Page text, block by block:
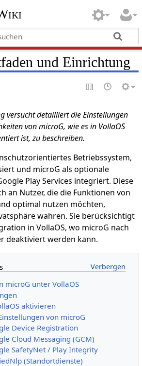
und Einrichtung
versucht detailliert die Einstellungen
von microG, wie es in VollaOS
ist, zu beschreiben.
Betriebssystem,
und microG als optionale
Play Services integriert. Diese
an Nutzer, die die Funktionen von
optimal nutzen möchten,
wahren. Sie berücksichtigt
in VollaOS, wo microG nach
deaktiviert werden kann.
microG unter VollaOS
aktivieren
von microG
Device Registration
Cloud Messaging (GCM)
SafetyNet / Play Integrity
(Standortdienste)